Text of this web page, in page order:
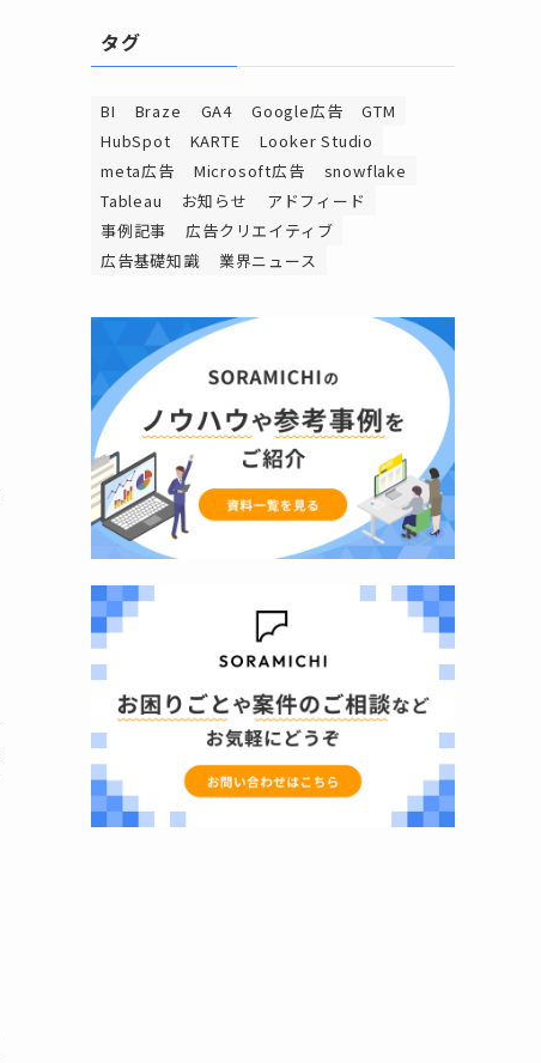
タグ
BI Braze GA4 Google広告
GTM
HubSpot
KARTE
Looker Studio
meta広告
Microsoft広告
snowflake
Tableau
お知らせ
アドフィード
事例記事
広告クリエイティブ
広告基礎知識
業界ニュース